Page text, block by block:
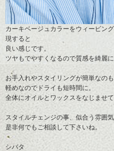
カーキベージュカラーをウィービン
現すると
良い感じです。
ツヤもでやすくなるので質感を綺麗
お手入れやスタイリングが簡単なのも
軽めなのでドライも短時間に。
全体にオイルとワックスをなじませ
スタイルチェンジの事、似合う雰囲
是非何でもご相談して下さいね。
シバタ